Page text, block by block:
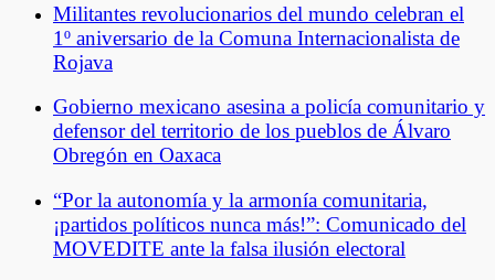
Militantes revolucionarios del mundo celebran el
1º aniversario de la Comuna Internacionalista de
Rojava
Gobierno mexicano asesina a policía comunitario y
defensor del territorio de los pueblos de Álvaro
Obregón en Oaxaca
“Por la autonomía y la armonía comunitaria,
¡partidos políticos nunca más!”: Comunicado del
MOVEDITE ante la falsa ilusión electoral